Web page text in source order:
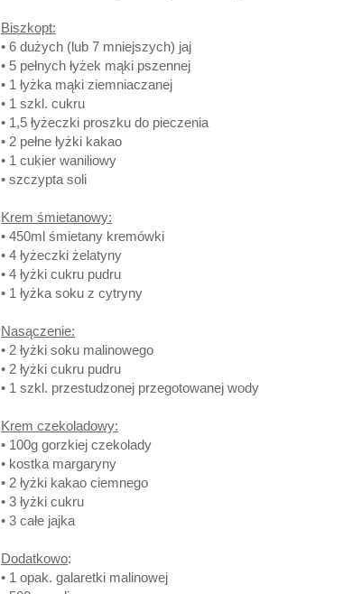
Biszkopt:
• 6 dużych (lub 7 mniejszych) jaj
• 5 pełnych łyżek mąki pszennej
• 1 łyżka mąki ziemniaczanej
• 1 szkl. cukru
• 1,5 łyżeczki proszku do pieczenia
• 2 pełne łyżki kakao
• 1 cukier waniliowy
• szczypta soli
Krem śmietanowy:
• 450ml śmietany kremówki
• 4 łyżeczki żelatyny
• 4 łyżki cukru pudru
• 1 łyżka soku z cytryny
Nasączenie:
• 2 łyżki soku malinowego
• 2 łyżki cukru pudru
• 1 szkl. przestudzonej przegotowanej wody
Krem czekoladowy:
• 100g gorzkiej czekolady
• kostka margaryny
• 2 łyżki kakao ciemnego
• 3 łyżki cukru
• 3 całe jajka
Dodatkowo:
• 1 opak. galaretki malinowej